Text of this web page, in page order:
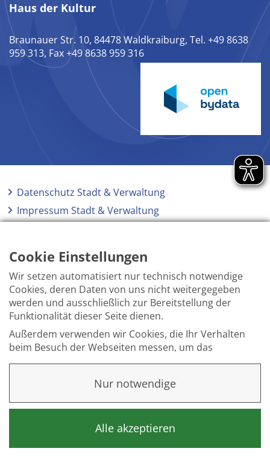
Haus der Kultur
Braunauer Str. 10, 84478 Waldkraiburg, Tel. +49 8638
959 313, Fax +49 8638 959 316
Datenschutz Stadt & Verwaltung
Impressum Stadt & Verwaltung
Cookie Einstellungen
Wir setzen automatisiert nur technisch notwendige
Cookies, deren Daten von uns nicht weitergegeben
werden und ausschließlich zur Bereitstellung der
Funktionalität dieser Seite dienen.
Außerdem verwenden wir Cookies, die Ihr Verhalten
beim Besuch der Webseiten messen, um das
Interesse unserer Besucher besser kennen zu
eine Identifikation Ihrer Person erfolgt nicht.
Weitere Informationen finden Sie in unserer
Nur notwendige
Alle akzeptieren